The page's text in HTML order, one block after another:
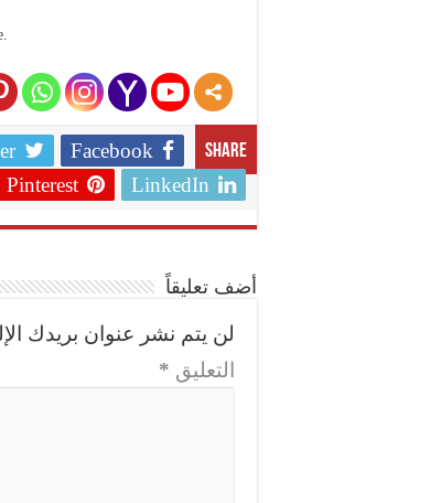
Share
Facebook
LinkedIn
Pinterest
أضف تعليقاً
لن يتم نشر عنوان بريدك
التعليق *